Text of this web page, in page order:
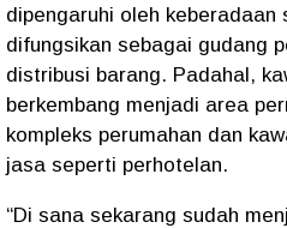
dipengaruhi oleh keberadaan
difungsikan sebagai gudang
distribusi barang. Padahal,
berkembang menjadi area
kompleks perumahan dan
jasa seperti perhotelan.
“Di sana sekarang sudah